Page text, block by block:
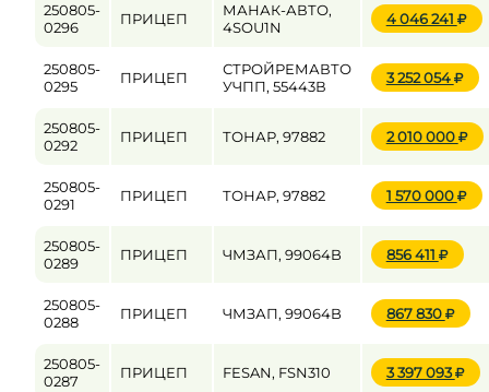
250805-
0296
ПРИЦЕП
МАНАК-АВТО,
4SOU1N
4 046 241
250805-
0295
ПРИЦЕП
СТРОЙРЕМАВТО
УЧПП, 55443В
3 252 054
250805-
0292
ПРИЦЕП ТОНАР, 97882 2 010 000
250805-
0291
ПРИЦЕП ТОНАР, 97882 1 570 000
250805-
0289
ПРИЦЕП ЧМЗАП, 99064B 856 411
250805-
0288
ПРИЦЕП ЧМЗАП, 99064B 867 830
250805-
0287
ПРИЦЕП FESAN, FSN310 3 397 093